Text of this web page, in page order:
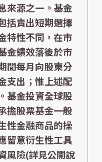
來源之一。基金
括賣出短期選擇
特性不同，在市
金績效落後於市
間每月向股東分
支出；惟上述配
基金投資全球股
擔股票基金一般
性金融商品的操
留意衍生性工具
風險(詳見公開說